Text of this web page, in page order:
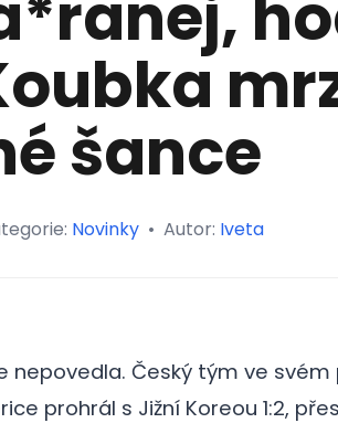
šance
Novinky • Autor: Iveta
nepovedla. Český tým ve
prohrál s Jižní Koreou 1:2,